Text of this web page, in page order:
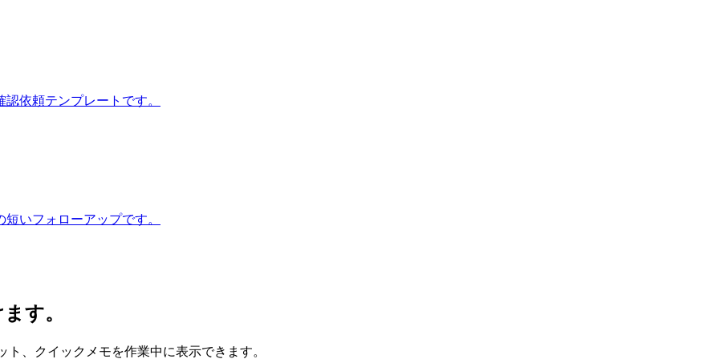
依頼テンプレートです。
いフォローアップです。
す。
、クイックメモを作業中に表示できます。